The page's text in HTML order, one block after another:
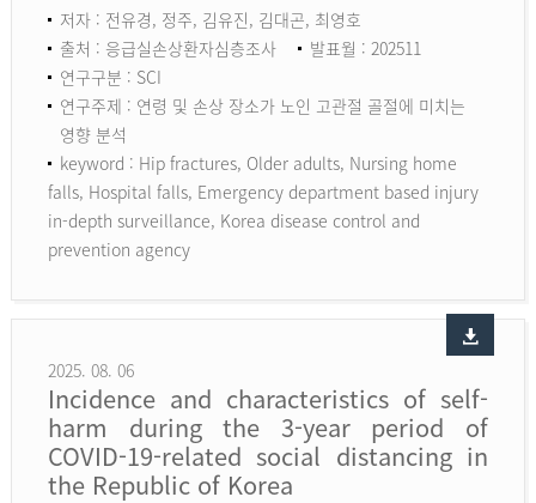
저자 : 전유경, 정주, 김유진, 김대곤, 최영호
출처 : 응급실손상환자심층조사
발표월 : 202511
연구구분 : SCI
연구주제 : 연령 및 손상 장소가 노인 고관절 골절에 미치는
영향 분석
keyword : Hip fractures, Older adults, Nursing home
falls, Hospital falls, Emergency department based injury
in-depth surveillance, Korea disease control and
prevention agency
2025. 08. 06
Incidence and characteristics of self-
harm during the 3-year period of
COVID-19-related social distancing in
the Republic of Korea